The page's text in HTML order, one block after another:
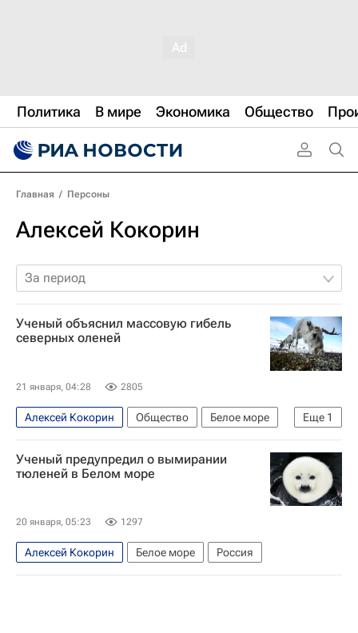
Политика В мире Экономика Общество
Главная / Персоны
Алексей Кокорин
За период
Ученый объяснил массовую гибель
северных оленей
21 января, 04:28 2805
Еще 1
Алексей Кокорин Общество
Белое море
Россия
Ученый предупредил о вымирании
тюленей в Белом море
20 января, 05:23 1297
Алексей Кокорин Белое море Россия